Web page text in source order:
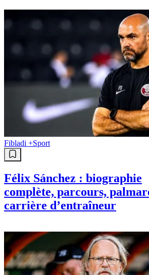
Fibladi +Sport
Félix Sánchez : biographie
complète, parcours,
carrière d’entraîneur